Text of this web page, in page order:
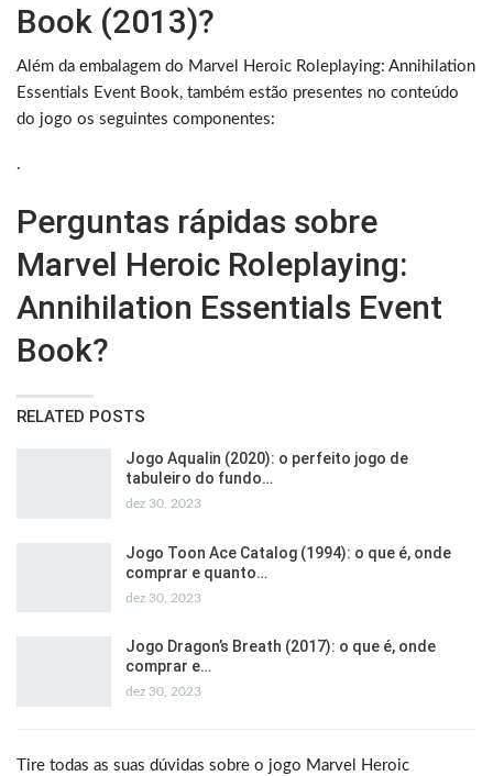
Book (2013)?
Além da embalagem do Marvel Heroic Roleplaying: Annihilation
Essentials Event Book, também estão presentes no conteúdo
do jogo os seguintes componentes:
.
Perguntas rápidas sobre
Marvel Heroic Roleplaying:
Annihilation Essentials Event
Book?
RELATED POSTS
Jogo Aqualin (2020): o perfeito jogo de
tabuleiro do fundo…
dez 30, 2023
Jogo Toon Ace Catalog (1994): o que é, onde
comprar e quanto…
dez 30, 2023
Jogo Dragon’s Breath (2017): o que é, onde
comprar e…
dez 30, 2023
Tire todas as suas dúvidas sobre o jogo Marvel Heroic